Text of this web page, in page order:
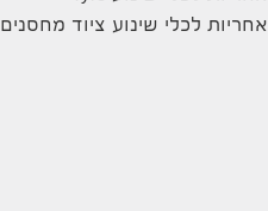
אחריות לכלי שינוע ציוד מחסנים